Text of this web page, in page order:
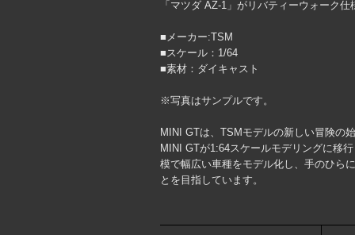
「マツダ AZ-1」がリバティーウォーク
■メーカー:TSM
■スケール：1/64
■素材：ダイキャスト
※写真はサンプルです。
MINI GTは、TSMモデルの新しい冒険の
MINI GTが1:64スケールモデリングに移
模で幅広い車種をモデル化し、手のひら
とを目指しています。